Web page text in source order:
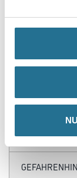
ZUSATZINFOS